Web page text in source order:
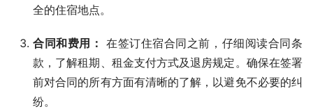
全的住宿地点。
合同和费用： 在签订住宿合同之前，仔细阅读合同条
款，了解租期、租金支付方式及退房规定。确保在签署
前对合同的所有方面有清晰的了解，以避免不必要的纠
纷。